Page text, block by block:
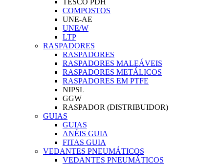
TESCO PDH
COMPOSTOS
UNE-AE
UNE/W
LTP
RASPADORES
RASPADORES
RASPADORES MALEÁVEIS
RASPADORES METÁLICOS
RASPADORES EM PTFE
NIPSL
GGW
RASPADOR (DISTRIBUIDOR)
GUIAS
GUIAS
ANÉIS GUIA
FITAS GUIA
VEDANTES PNEUMÁTICOS
VEDANTES PNEUMÁTICOS